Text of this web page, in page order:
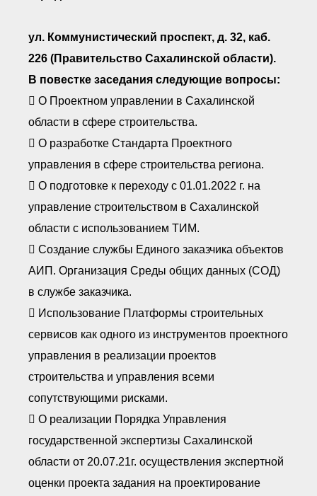
ул. Коммунистический проспект, д. 32, каб.
226 (Правительство Сахалинской области).
В повестке заседания следующие вопросы:
 О Проектном управлении в Сахалинской
области в сфере строительства.
 О разработке Стандарта Проектного
управления в сфере строительства региона.
 О подготовке к переходу с 01.01.2022 г. на
управление строительством в Сахалинской
области с использованием ТИМ.
 Создание службы Единого заказчика объектов
АИП. Организация Среды общих данных (СОД)
в службе заказчика.
 Использование Платформы строительных
сервисов как одного из инструментов проектного
управления в реализации проектов
строительства и управления всеми
сопутствующими рисками.
 О реализации Порядка Управления
государственной экспертизы Сахалинской
области от 20.07.21г. осуществления экспертной
оценки проекта задания на проектирование